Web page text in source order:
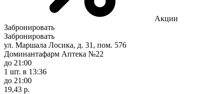
Акции
Забронировать
Забронировать
ул. Маршала Лосика, д. 31, пом. 576
Доминантафарм Аптека №22
до 21:00
1 шт. в 13:36
до 21:00
19,43 р.